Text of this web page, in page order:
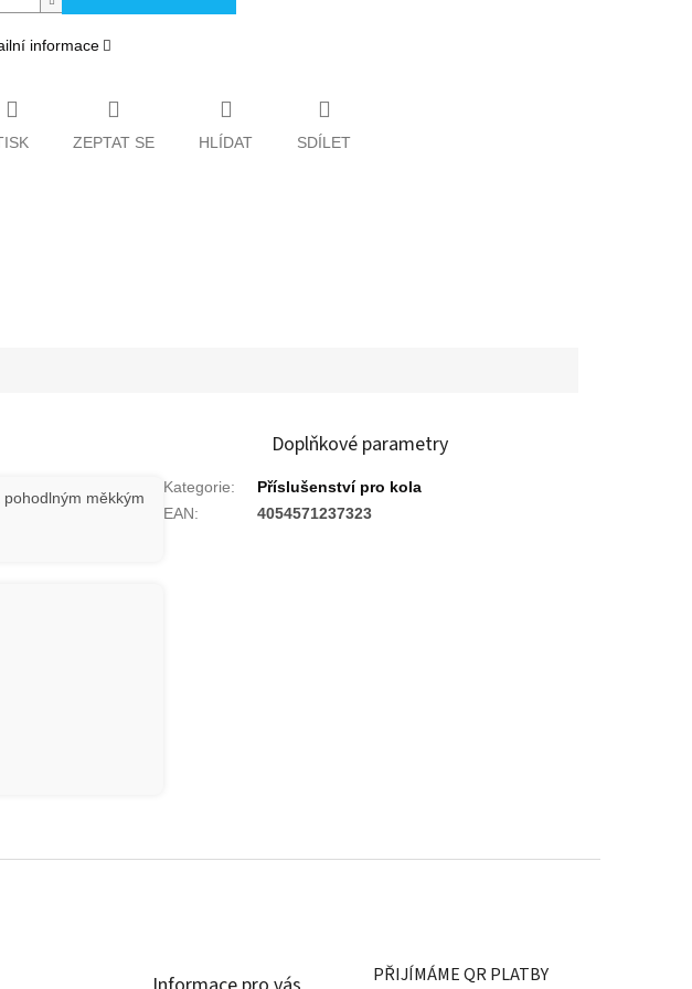
informace
ZEPTAT SE HLÍDAT SDÍLET
měkkým
Doplňkové parametry
Kategorie:
Příslušenství pro kola
EAN: 4054571237323
PŘIJÍMÁME QR PLATBY